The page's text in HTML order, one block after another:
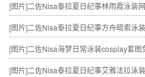
[图片]二佐Nisa泰拉夏日纪事林雨霞泳装
[图片]二佐Nisa泰拉夏日纪事方舟暗索泳
[图片]二佐Nisa海梦日常泳装cosplay套图
[图片]二佐Nisa泰拉夏日纪事艾雅法拉泳